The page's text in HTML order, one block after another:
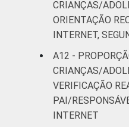
CRIANÇAS/
ORIENTAÇÃO
INTERNET,
A12 -
CRIANÇAS/
VERIFICAÇÃO
PAI/
INTERNET